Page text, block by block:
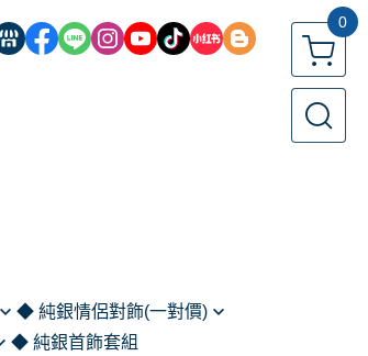
0
◆ 純銀情侶對飾(一對價)
◆ 純銀首飾套組